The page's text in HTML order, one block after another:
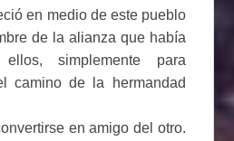
en medio de este pueblo
de la alianza que había
simplemente para
camino de la hermandad
en amigo del otro.